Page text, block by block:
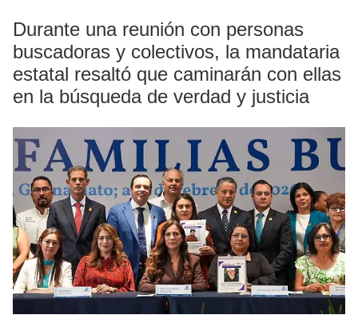
Durante una reunión con personas
buscadoras y colectivos, la mandataria
estatal resaltó que caminarán con ellas
en la búsqueda de verdad y justicia